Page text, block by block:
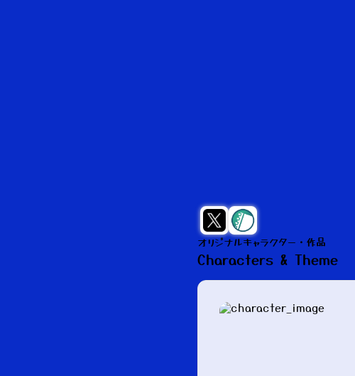
オリジナルキャラクター・作品
Characters & Theme